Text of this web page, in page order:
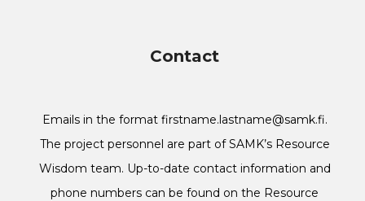
Contact
Emails in the format firstname.lastname@samk.fi.
The project personnel are part of SAMK’s Resource
Wisdom team. Up-to-date contact information and
phone numbers can be found on the Resource